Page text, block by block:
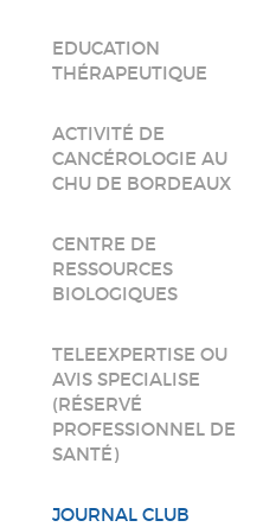
EDUCATION
THÉRAPEUTIQUE
ACTIVITÉ DE
CANCÉROLOGIE AU
CHU DE BORDEAUX
CENTRE DE
RESSOURCES
BIOLOGIQUES
TELEEXPERTISE OU
AVIS SPECIALISE
(RÉSERVÉ
PROFESSIONNEL DE
SANTÉ)
JOURNAL CLUB